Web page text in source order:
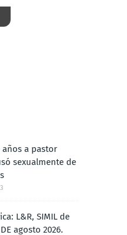
años a pastor
sexualmente de
L&R, SIMIL de
agosto 2026.